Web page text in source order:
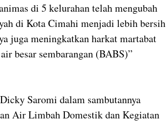
di 5 kelurahan telah mengubah
di Kota Cimahi menjadi lebih bersih
juga meningkatkan harkat martabat
besar sembarangan (BABS)”
Saromi dalam sambutannya
Air Limbah Domestik dan Kegiatan